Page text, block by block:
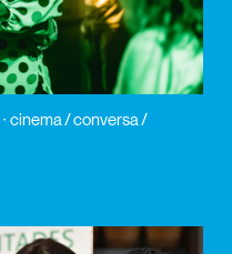
cinema / conversa /